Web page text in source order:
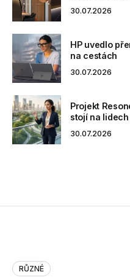
30.07.2026
HP uvedlo
na cestách
30.07.2026
Projekt
stojí na lidech
30.07.2026
RŮZNÉ